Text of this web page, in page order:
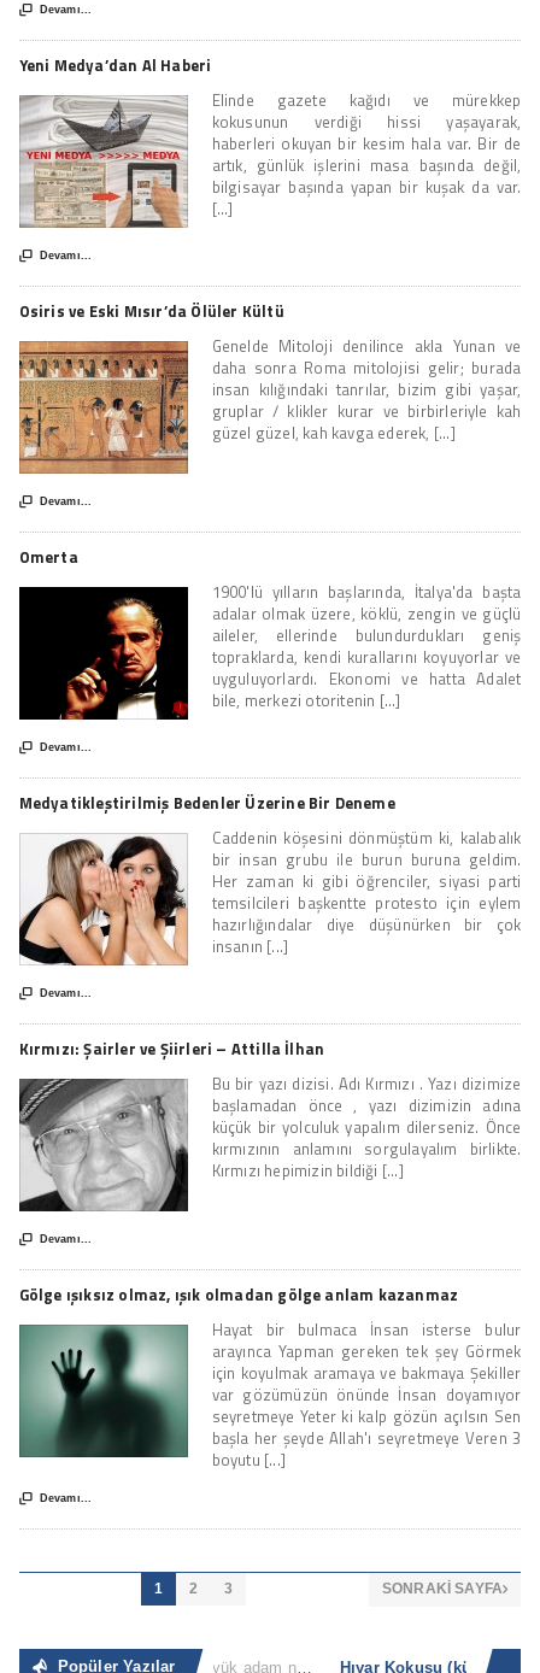
 Devamı...
Yeni Medya’dan Al Haberi
Elinde gazete kağıdı ve mürekkep
kokusunun verdiği hissi yaşayarak,
haberleri okuyan bir kesim hala var. Bir de
artık, günlük işlerini masa başında değil,
bilgisayar başında yapan bir kuşak da var.
[...]
 Devamı...
Osiris ve Eski Mısır’da Ölüler Kültü
Genelde Mitoloji denilince akla Yunan ve
daha sonra Roma mitolojisi gelir; burada
insan kılığındaki tanrılar, bizim gibi yaşar,
gruplar / klikler kurar ve birbirleriyle kah
güzel güzel, kah kavga ederek, [...]
 Devamı...
Omerta
1900'lü yılların başlarında, İtalya'da başta
adalar olmak üzere, köklü, zengin ve güçlü
aileler, ellerinde bulundurdukları geniş
topraklarda, kendi kurallarını koyuyorlar ve
uyguluyorlardı. Ekonomi ve hatta Adalet
bile, merkezi otoritenin [...]
 Devamı...
Medyatikleştirilmiş Bedenler Üzerine Bir Deneme
Caddenin köşesini dönmüştüm ki, kalabalık
bir insan grubu ile burun buruna geldim.
Her zaman ki gibi öğrenciler, siyasi parti
temsilcileri başkentte protesto için eylem
hazırlığındalar diye düşünürken bir çok
insanın [...]
 Devamı...
Kırmızı: Şairler ve Şiirleri – Attilla İlhan
Bu bir yazı dizisi. Adı Kırmızı . Yazı dizimize
başlamadan önce , yazı dizimizin adına
küçük bir yolculuk yapalım dilerseniz. Önce
kırmızının anlamını sorgulayalım birlikte.
Kırmızı hepimizin bildiği [...]
 Devamı...
Gölge ışıksız olmaz, ışık olmadan gölge anlam kazanmaz
Hayat bir bulmaca İnsan isterse bulur
arayınca Yapman gereken tek şey Görmek
için koyulmak aramaya ve bakmaya Şekiller
var gözümüzün önünde İnsan doyamıyor
seyretmeye Yeter ki kalp gözün açılsın Sen
başla her şeyde Allah'ı seyretmeye Veren 3
boyutu [...]
 Devamı...
1 2 3 SONRAKI SAYFA
Popüler Yazılar
Sıradan İnsan “Büyük adam nerede ve ne zaman küçük adam olacağını bilir. Küçük adam ise küçük olduğunun [...]